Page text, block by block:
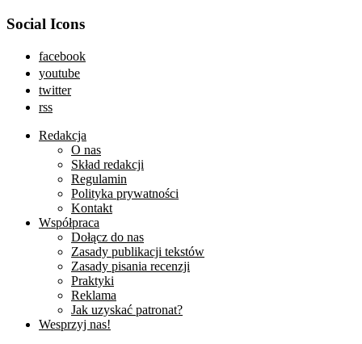
Social Icons
facebook
youtube
twitter
rss
Redakcja
O nas
Skład redakcji
Regulamin
Polityka prywatności
Kontakt
Współpraca
Dołącz do nas
Zasady publikacji tekstów
Zasady pisania recenzji
Praktyki
Reklama
Jak uzyskać patronat?
Wesprzyj nas!